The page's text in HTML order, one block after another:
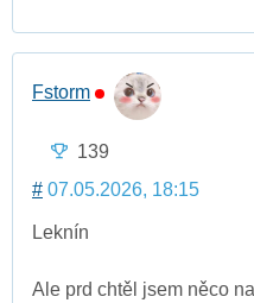
Fstorm
139
# 07.05.2026, 18:15
Leknín
Ale prd chtěl jsem něco